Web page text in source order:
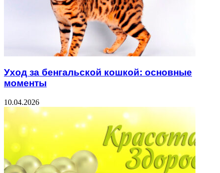
Уход за бенгальской кошкой: основные
моменты
10.04.2026